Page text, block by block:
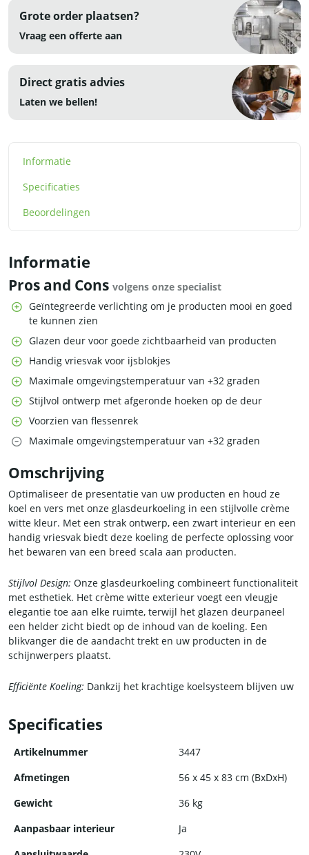
Grote order plaatsen?
Vraag een offerte aan
Direct gratis advies
Laten we bellen!
Informatie
Specificaties
Beoordelingen
Informatie
Pros and Cons volgens onze specialist
Geïntegreerde verlichting om je producten mooi en goed
te kunnen zien
Glazen deur voor goede zichtbaarheid van producten
Handig vriesvak voor ijsblokjes
Maximale omgevingstemperatuur van +32 graden
Stijlvol ontwerp met afgeronde hoeken op de deur
Voorzien van flessenrek
Maximale omgevingstemperatuur van +32 graden
Omschrijving
Optimaliseer de presentatie van uw producten en houd ze
koel en vers met onze glasdeurkoeling in een stijlvolle crème
witte kleur. Met een strak ontwerp, een zwart interieur en een
handig vriesvak biedt deze koeling de perfecte oplossing voor
het bewaren van een breed scala aan producten.
Stijlvol Design: Onze glasdeurkoeling combineert functionaliteit
met esthetiek. Het crème witte exterieur voegt een vleugje
elegantie toe aan elke ruimte, terwijl het glazen deurpaneel
een helder zicht biedt op de inhoud van de koeling. Een
blikvanger die de aandacht trekt en uw producten in de
schijnwerpers plaatst.
Efficiënte Koeling: Dankzij het krachtige koelsysteem blijven uw
behouden. Het zwarte interieur zorgt voor een stijlvol contrast
en biedt een ideale omgeving voor het bewaren van
Handig Vriesvak:
Met het ingebouwde vriesvak kunt u ook
nu gaat om ijs, bevroren desserts of ingevroren voedsel, dit
Duurzaamheid en Betrouwbaarheid: Onze glasdeurkoeling is
Specificaties
Artikelnummer
3447
Afmetingen
56 x 45 x 83 cm (BxDxH)
Gewicht
36 kg
Aanpasbaar interieur
Ja